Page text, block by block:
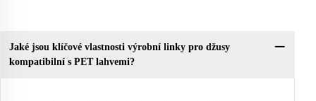
Jaké jsou klíčové vlastnosti výrobní linky pro džusy
kompatibilní s PET lahvemi?